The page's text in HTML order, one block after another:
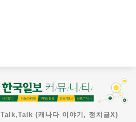
Talk,Talk (캐나다 이야기, 정치글X)